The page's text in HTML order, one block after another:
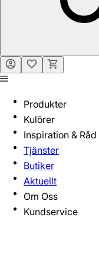
Produkter
Kulörer
Inspiration & Råd
Tjänster
Butiker
Aktuellt
Om Oss
Kundservice